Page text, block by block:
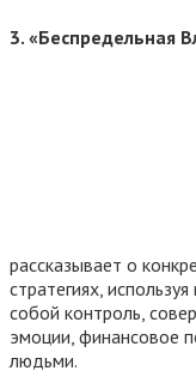
3. «Беспре­дельная
рассказывает о
стратегиях,
собой контроль,
эмоции, финансовое
людьми.